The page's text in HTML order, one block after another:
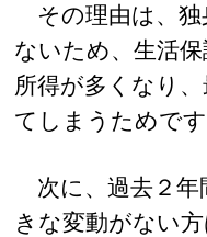
その理由は、独
ないため、生活
所得が多くなり
てしまうためです
次に、過去２年
きな変動がない